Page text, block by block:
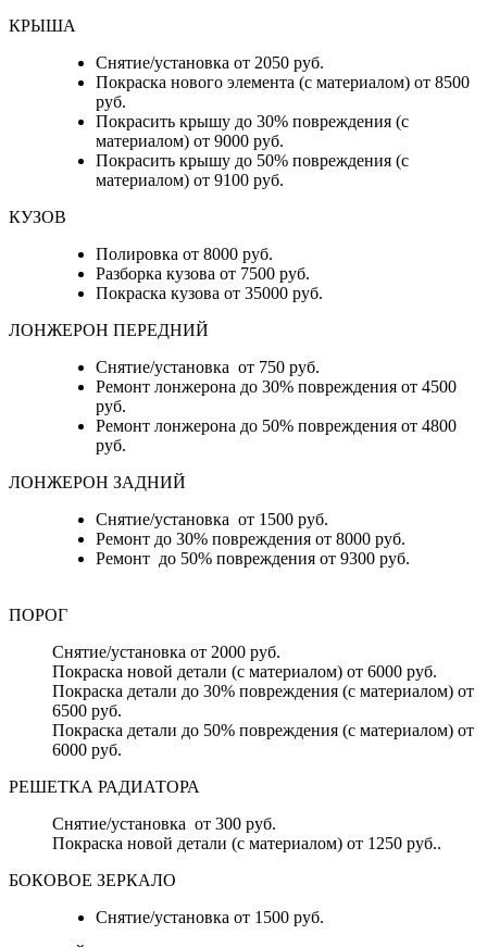
КРЫША
Снятие/установка от 2050 руб.
Покраска нового элемента (с материалом) от 8500
руб.
Покрасить крышу до 30% повреждения (с
материалом) от 9000 руб.
Покрасить крышу до 50% повреждения (с
материалом) от 9100 руб.
КУЗОВ
Полировка от 8000 руб.
Разборка кузова от 7500 руб.
Покраска кузова от 35000 руб.
ЛОНЖЕРОН ПЕРЕДНИЙ
Снятие/установка от 750 руб.
Ремонт лонжерона до 30% повреждения от 4500
руб.
Ремонт лонжерона до 50% повреждения от 4800
руб.
ЛОНЖЕРОН ЗАДНИЙ
Снятие/установка от 1500 руб.
Ремонт до 30% повреждения от 8000 руб.
Ремонт до 50% повреждения от 9300 руб.
ПОРОГ
Снятие/установка от 2000 руб.
Покраска новой детали (с материалом) от 6000 руб.
Покраска детали до 30% повреждения (с материалом) от
6500 руб.
Покраска детали до 50% повреждения (с материалом) от
6000 руб.
РЕШЕТКА РАДИАТОРА
Снятие/установка от 300 руб.
Покраска новой детали (с материалом) от 1250 руб..
БОКОВОЕ ЗЕРКАЛО
Снятие/установка от 1500 руб.